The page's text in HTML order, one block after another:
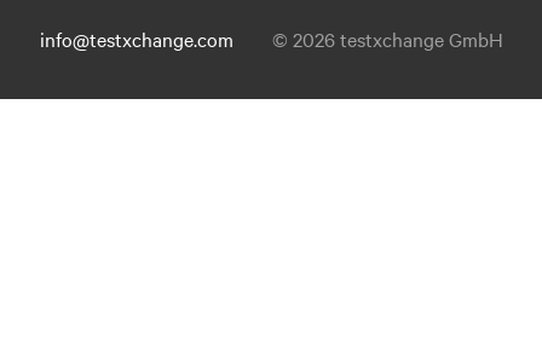
info@testxchange.com © 2026 testxchange GmbH